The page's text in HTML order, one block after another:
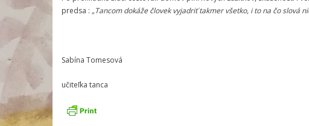
predsa : „Tancom dokáže človek vyjadriť takmer všetko, i to na čo slová
Sabína Tomesová
učiteľka tanca